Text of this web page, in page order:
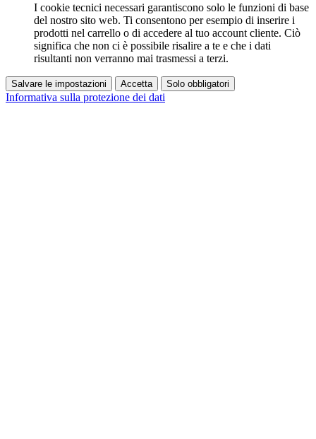
I cookie tecnici necessari garantiscono solo le funzioni di base
del nostro sito web. Ti consentono per esempio di inserire i
prodotti nel carrello o di accedere al tuo account cliente. Ciò
significa che non ci è possibile risalire a te e che i dati
risultanti non verranno mai trasmessi a terzi.
Salvare le impostazioni Accetta Solo obbligatori
Informativa sulla protezione dei dati